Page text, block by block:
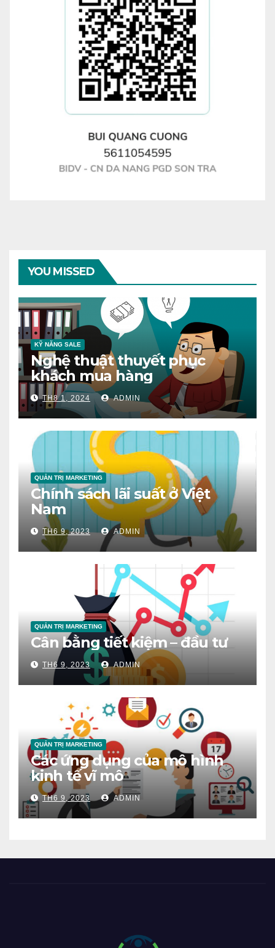
YOU MISSED
KỸ NĂNG SALE
Nghệ thuật thuyết phục
khách mua hàng
TH8 1, 2024 ADMIN
QUẢN TRỊ MARKETING
Chính sách lãi suất ở Việt
Nam
TH6 9, 2023 ADMIN
QUẢN TRỊ MARKETING
Cân bằng tiết kiệm – đầu tư
TH6 9, 2023 ADMIN
QUẢN TRỊ MARKETING
Các ứng dụng của mô hình
kinh tế vĩ mô
TH6 9, 2023 ADMIN